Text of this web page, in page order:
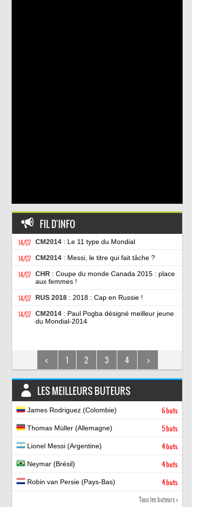
FIL D'INFO
14/07 CM2014: Le 11 type du Mondial
14/07 CM2014: Messi, le titre qui fait tâche ?
14/07 CHR: Coupe du monde Canada 2015 : place
aux femmes !
14/07 RUS 2018: 2018 : Cap en Russie !
14/07 CM2014: Paul Pogba désigné meilleur jeune
du Mondial-2014
< 1 2 3 4 >
LES MEILLEURS BUTEURS
James Rodriguez (Colombie) 6 buts
Thomas Müller (Allemagne) 5 buts
Lionel Messi (Argentine) 4 buts
Neymar (Brésil) 4 buts
Robin van Persie (Pays-Bas) 4 buts
Tous les buteurs >